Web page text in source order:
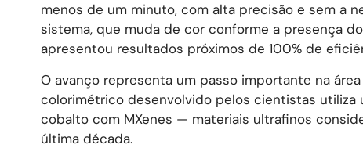
menos de um minuto, com alta precisão e sem a
sistema, que muda de cor conforme a presença
apresentou resultados próximos de 100% de
O avanço representa um passo importante na
colorimétrico desenvolvido pelos cientistas
cobalto com MXenes — materiais ultrafinos
última década.